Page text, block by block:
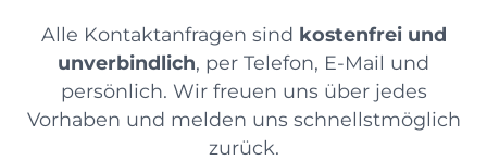
Alle Kontaktanfragen sind kostenfrei und
unverbindlich, per Telefon, E-Mail und
persönlich. Wir freuen uns über jedes
Vorhaben und melden uns schnellstmöglich
zurück.